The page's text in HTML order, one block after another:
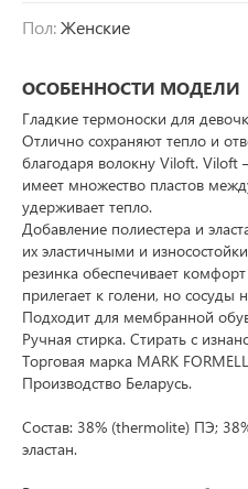
Пол:Женские
ОСОБЕННОСТИ МОДЕЛИ
Гладкие термоноски для
Отлично сохраняют тепло и
благодаря волокну Viloft. Viloft
имеет множество пластов
удерживает тепло.
Добавление полиестера и
их эластичными и
резинка обеспечивает
прилегает к голени, но сосуды
Подходит для мембранной
Ручная стирка. Стирать с
Торговая марка MARK
Производство Беларусь.
Состав: 38% (thermolite) ПЭ;
эластан.